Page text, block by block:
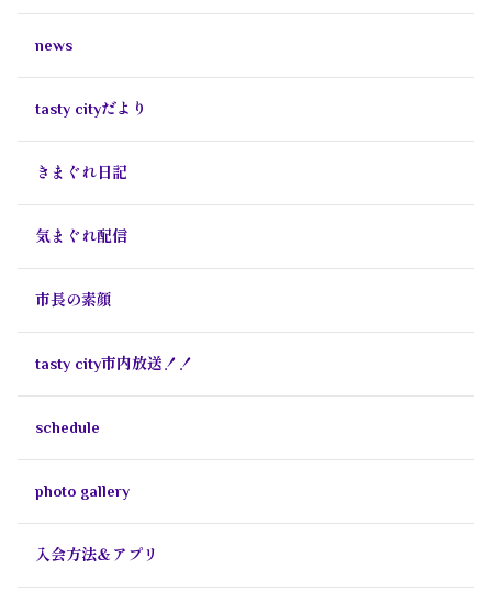
news
tasty cityだより
きまぐれ日記
気まぐれ配信
市長の素顔
tasty city市内放送！！
schedule
photo gallery
入会方法＆アプリ